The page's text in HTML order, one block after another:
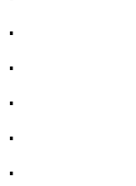
.
.
.
.
.